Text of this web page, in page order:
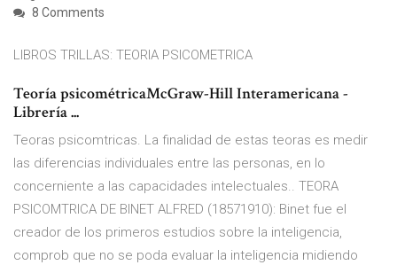
8 Comments
LIBROS TRILLAS: TEORIA PSICOMETRICA
Teoría psicométricaMcGraw-Hill Interamericana -
Librería ...
Teoras psicomtricas. La finalidad de estas teoras es medir
las diferencias individuales entre las personas, en lo
concerniente a las capacidades intelectuales.. TEORA
PSICOMTRICA DE BINET ALFRED (18571910): Binet fue el
creador de los primeros estudios sobre la inteligencia,
comprob que no se poda evaluar la inteligencia midiendo